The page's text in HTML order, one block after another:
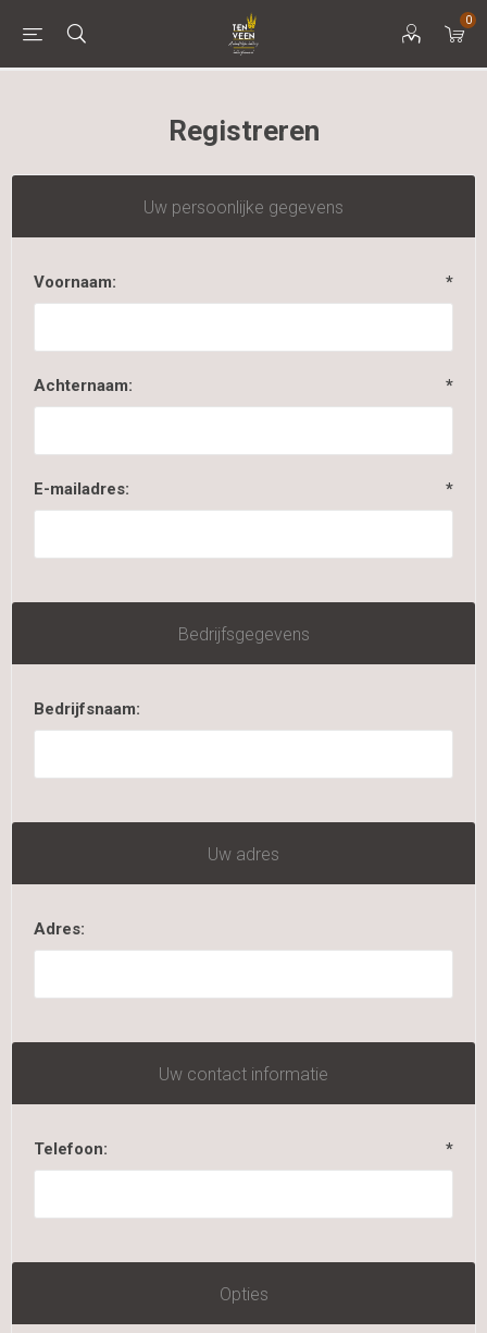
0
Registreren
Uw persoonlijke gegevens
Voornaam: *
Achternaam: *
E-mailadres: *
Bedrijfsgegevens
Bedrijfsnaam:
Uw adres
Adres:
Uw contact informatie
Telefoon: *
Opties